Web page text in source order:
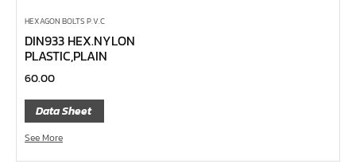
เครื่องมือทั่วไป
เครื่องมือลม
เครื่องมือวัด
กรรไกรตัดเหล็กเส้น กรรไกรตัดเหล็กแผ่น
แหวนผ่า UNIOR
HEXAGON BOLTS P.V.C
DIN933 HEX.NYLON
PLASTIC,PLAIN
60.00
Data Sheet
See More